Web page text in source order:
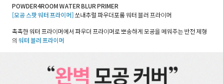
POWDER4ROOM WATER BLUR PRIMER
[모공 스팟 워터 프라이머] 쏘내추럴 파우더포룸 워터 블러 프라이머
촉촉한 워터 프라이머에서 파우더 프라이머로 뽀송하게 모공을 메워주는 반전 제형
의 워터 블러 프라이머